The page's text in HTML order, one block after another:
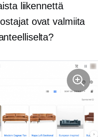
liikennettä
ovat valmiita